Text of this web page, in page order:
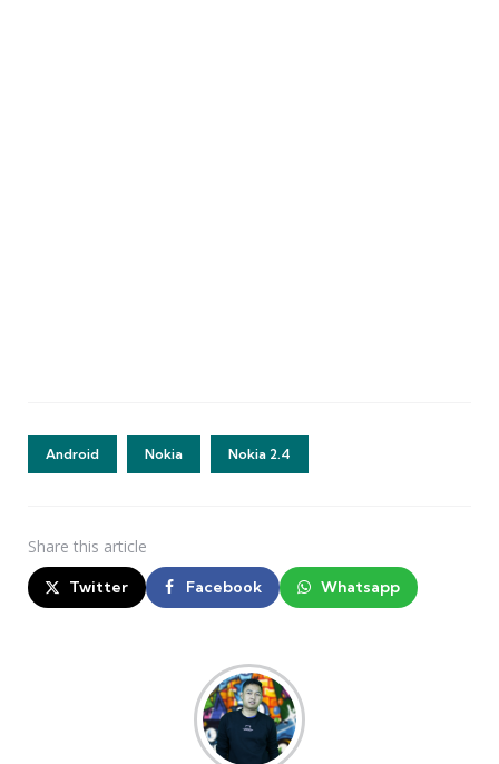
Android Nokia Nokia 2.4
Share this article
Twitter Facebook Whatsapp